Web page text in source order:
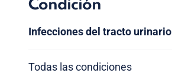
Condición
Infecciones del tracto urinario
Todas las condiciones